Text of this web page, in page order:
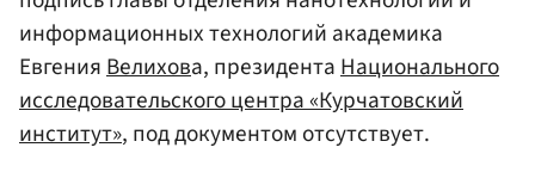
информационных технологий академика
ЕвгенияВелихова, президентаНационального
исследовательского центра «Курчатовский
институт», под документом отсутствует.